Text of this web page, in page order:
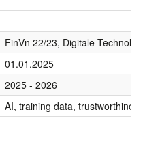
FinVn 22/23, Digitale
01.01.2025
2025 - 2026
AI, training data,